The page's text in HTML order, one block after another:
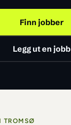
Finn jobber
Legg ut en jobb
I TROMSØ